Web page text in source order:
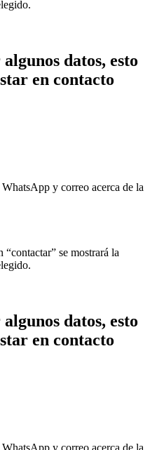
datos, esto
en contacto
y correo acerca de la
se mostrará la
datos, esto
en contacto
y correo acerca de la